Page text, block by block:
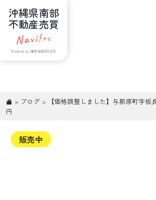
沖縄県南部
不動産売買
Powered by 株式会社REGATE
> ブログ >
【価格調整しました】与那原町字
円
販売中